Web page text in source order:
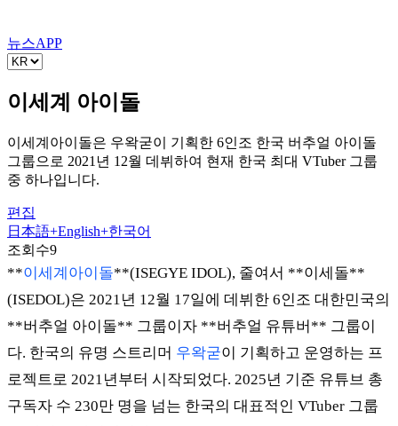
뉴스APP
이세계 아이돌
이세계아이돌은 우왁굳이 기획한 6인조 한국 버추얼 아이돌
그룹으로 2021년 12월 데뷔하여 현재 한국 최대 VTuber 그룹
중 하나입니다.
편집
日本語+English+한국어
조회수9
**이세계아이돌**(ISEGYE IDOL), 줄여서 **이세돌**
(ISEDOL)은 2021년 12월 17일에 데뷔한 6인조 대한민국의
**버추얼 아이돌** 그룹이자 **버추얼 유튜버** 그룹이
다. 한국의 유명 스트리머 우왁굳이 기획하고 운영하는 프
로젝트로 2021년부터 시작되었다. 2025년 기준 유튜브 총
구독자 수 230만 명을 넘는 한국의 대표적인 VTuber 그룹